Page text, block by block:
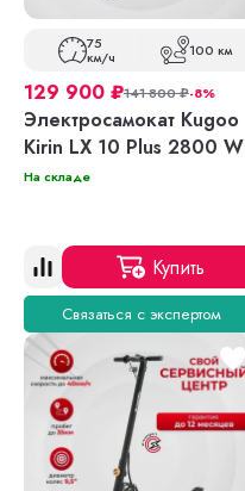
75
км/ч 100 км
129 900 ₽141 800₽-8%
Электросамокат Kugoo
Kirin LX 10 Plus 2800 W
На складе
Купить
Связаться с экспертом